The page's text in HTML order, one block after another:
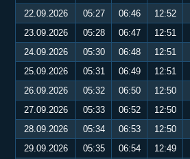
22.09.2026
05:27 06:46 12:52
23.09.2026
05:28 06:47 12:51
24.09.2026
05:30 06:48 12:51
25.09.2026
05:31 06:49 12:51
26.09.2026
05:32 06:50 12:50
27.09.2026
05:33 06:52 12:50
28.09.2026
05:34 06:53 12:50
29.09.2026
05:35 06:54 12:49